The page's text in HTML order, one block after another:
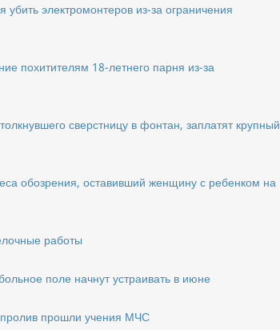
электромонтеров из-за ограничения
похитителям 18-летнего парня из-за
сверстницу в фонтан, заплатят крупный
обозрения, оставивший женщину с ребенком на
работы
поле начнут устраивать в июне
прошли учения МЧС